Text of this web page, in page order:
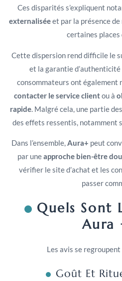
Ces disparités s’expliquent
externaliséeet par la présence de
certaines places
Cette dispersion rend difficile le
et la garantie
consommateurs ont également
contacter le service clientou à
rapide. Malgré cela, une partie
des effets ressentis, notamment
Dans l’ensemble,Aura+ peut
par uneapproche bien-être
vérifier le site d’achat et les
passer
Quels Sont
Aura
Les avis se
Goût Et